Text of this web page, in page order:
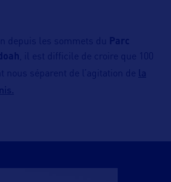
depuis les sommets du
Parc
, il est difficile de croire que 100
nous séparent de l’agitation de la